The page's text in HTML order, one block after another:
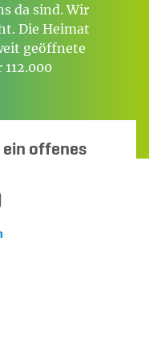
da sind. Wir
Die Heimat
geöffnete
ein offenes